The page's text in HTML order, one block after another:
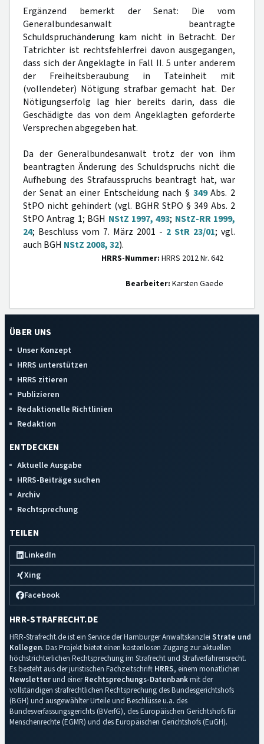
Ergänzend bemerkt der Senat: Die vom
Generalbundesanwalt beantragte
Schuldspruchänderung kam nicht in Betracht. Der
Tatrichter ist rechtsfehlerfrei davon ausgegangen,
dass sich der Angeklagte in Fall II. 5 unter anderem
der Freiheitsberaubung in Tateinheit mit
(vollendeter) Nötigung strafbar gemacht hat. Der
Nötigungserfolg lag hier bereits darin, dass die
Geschädigte das von dem Angeklagten geforderte
Versprechen abgegeben hat.
Da der Generalbundesanwalt trotz der von ihm
beantragten Änderung des Schuldspruchs nicht die
Aufhebung des Strafausspruchs beantragt hat, war
der Senat an einer Entscheidung nach § 349Abs. 2
StPO nicht gehindert (vgl. BGHR StPO § 349 Abs. 2
StPO Antrag 1; BGH NStZ 1997, 493; NStZ-RR 1999,
24; Beschluss vom 7. März 2001 - 2 StR 23/01; vgl.
auch BGH NStZ 2008, 32).
HRRS-Nummer: HRRS 2012 Nr. 642
Bearbeiter: Karsten Gaede
ÜBER UNS
Unser Konzept
HRRS unterstützen
HRRS zitieren
Publizieren
Redaktionelle Richtlinien
Redaktion
ENTDECKEN
Aktuelle Ausgabe
HRRS-Beiträge suchen
Archiv
Rechtsprechung
TEILEN
LinkedIn
Xing
Facebook
HRR-STRAFRECHT.DE
HRR-Strafrecht.de ist ein Service der Hamburger Anwaltskanzlei Strate und
Kollegen. Das Projekt bietet einen kostenlosen Zugang zur aktuellen
höchstrichterlichen Rechtsprechung im Strafrecht und Strafverfahrensrecht.
Es besteht aus der juristischen Fachzeitschrift HRRS, einem monatlichen
Newsletterund einerRechtsprechungs-Datenbankmit der
vollständigen strafrechtlichen Rechtsprechung des Bundesgerichtshofs
(BGH) und ausgewählter Urteile und Beschlüsse u.a. des
Bundesverfassungsgerichts (BVerfG), des Europäischen Gerichtshofs für
Menschenrechte (EGMR) und des Europäischen Gerichtshofs (EuGH).